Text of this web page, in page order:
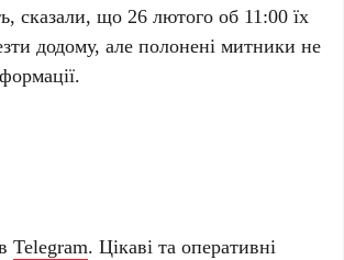
сказали, що 26 лютого об 11:00 їх
додому, але полонені митники не
Telegram. Цікаві та оперативні